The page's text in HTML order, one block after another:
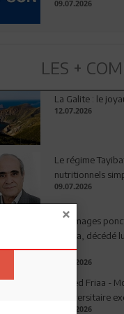
09.07.2026
LES +
La Galite : le
12.07.2026
Le régime
nutritionnels
09.07.2026
Hommages
Amara, décédé
deuil
03.08.2026
Ahmed Friaa -
l’Universitaire
04.08.2026